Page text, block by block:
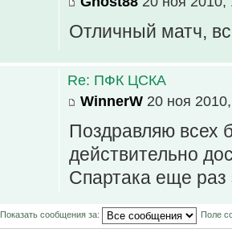
Отличный матч,
Re: ПФК ЦСКА
WinnerW 20 ноя
Поздравляю всех
действительно
Спартака еще раз
Показать сообщения за: Поле